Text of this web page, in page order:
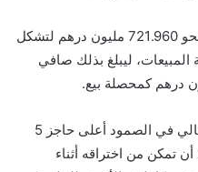
في حين بلغ إجمالي قيمة مبيعاتهم نحو 721.960 مليون درهم لتشكل
قيمة المبيعات، ليبلغ بذلك صافي
وفشل المؤشر العام لسوق دبي المالي في الصمود أعلى حاجز 5
أن تمكن من اختراقه أثناء